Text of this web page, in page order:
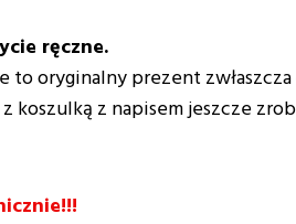
ręczne.
oryginalny prezent
koszulką z napisem jeszcze